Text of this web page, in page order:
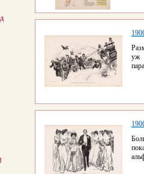
уж